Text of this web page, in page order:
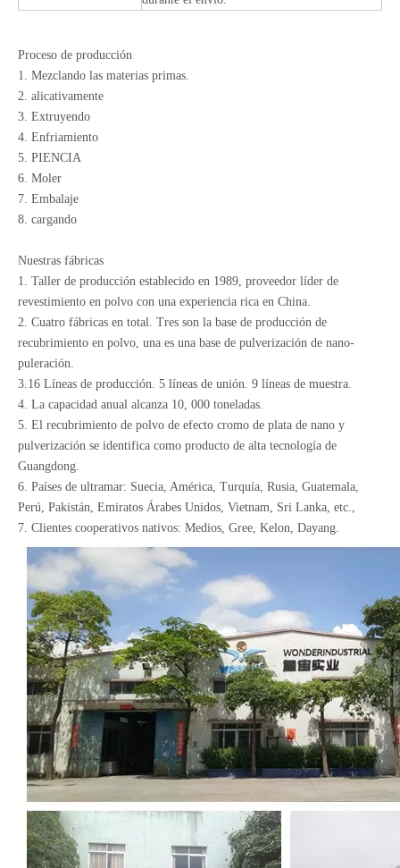
Proceso de producción
1. Mezclando las materias primas.
2. alicativamente
3. Extruyendo
4. Enfriamiento
5. PIENCIA
6. Moler
7. Embalaje
8. cargando
Nuestras fábricas
1. Taller de producción establecido en 1989, proveedor líder de
revestimiento en polvo con una experiencia rica en China.
2. Cuatro fábricas en total. Tres son la base de producción de
recubrimiento en polvo, una es una base de pulverización de nano-
puleración.
3.16 Líneas de producción. 5 líneas de unión. 9 líneas de muestra.
4. La capacidad anual alcanza 10, 000 toneladas.
5. El recubrimiento de polvo de efecto cromo de plata de nano y
pulverización se identifica como producto de alta tecnología de
Guangdong.
6. Países de ultramar: Suecia, América, Turquía, Rusia, Guatemala,
Perú, Pakistán, Emiratos Árabes Unidos, Vietnam, Sri Lanka, etc.,
7. Clientes cooperativos nativos: Medios, Gree, Kelon, Dayang.